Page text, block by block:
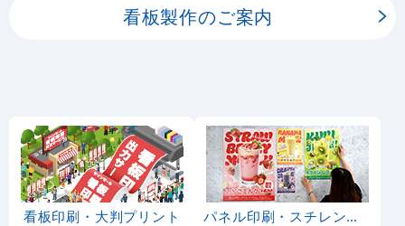
看板製作のご案内
看板印刷・大判プリント パネル印刷・スチレンボード